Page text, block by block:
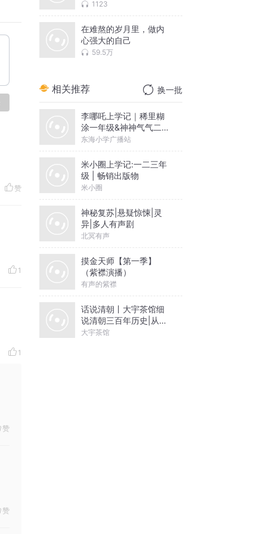
赞
1
1
赞
赞
1123
在难熬的岁月里，做内
心强大的自己
59.5万
相关推荐 换一批
李哪吒上学记｜稀里糊
涂一年级&神神气气二年
级
东海小学广播站
米小圈上学记:一二三年
级 | 畅销出版物
米小圈
神秘复苏|悬疑惊悚|灵
异|多人有声剧
北冥有声
摸金天师【第一季】
（紫襟演播）
有声的紫襟
话说清朝丨大宇茶馆细
说清朝三百年历史|从努
尔哈赤到末代皇帝溥仪|
大宇茶馆